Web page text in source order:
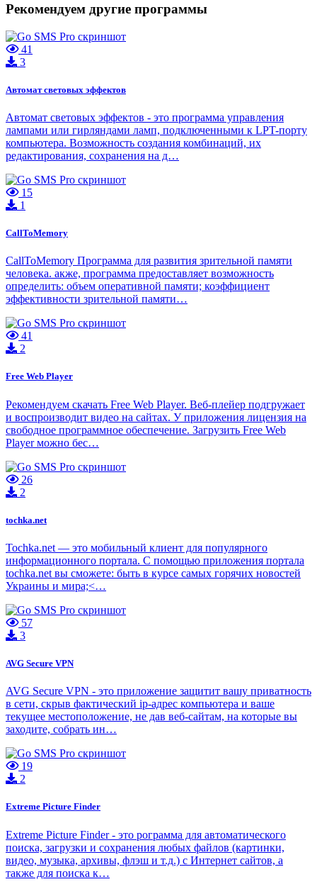
Рекомендуем другие программы
41
3
Автомат световых эффектов
Автомат световых эффектов - это программа управления
лампами или гирляндами ламп, подключенными к LPT-порту
компьютера. Возможность создания комбинаций, их
редактирования, сохранения на д…
15
1
CallToMemory
CallToMemory Программа для развития зрительной памяти
человека. акже, программа предоставляет возможность
определить: объем оперативной памяти; коэффициент
эффективности зрительной памяти…
41
2
Free Web Player
Рекомендуем скачать Free Web Player. Веб-плейер подгружает
и воспроизводит видео на сайтах. У приложения лицензия на
свободное программное обеспечение. Загрузить Free Web
Player можно бес…
26
2
tochka.net
Tochka.net — это мобильный клиент для популярного
информационного портала. С помощью приложения портала
tochka.net вы сможете: быть в курсе самых горячих новостей
Украины и мира;<…
57
3
AVG Secure VPN
AVG Secure VPN - это приложение защитит вашу приватность
в сети, скрыв фактический ip-адрес компьютера и ваше
текущее местоположение, не дав веб-сайтам, на которые вы
заходите, собрать ин…
19
2
Extreme Picture Finder
Extreme Picture Finder - это рограмма для автоматического
поиска, загрузки и сохранения любых файлов (картинки,
видео, музыка, архивы, флэш и т.д.) с Интернет сайтов, а
также для поиска к…